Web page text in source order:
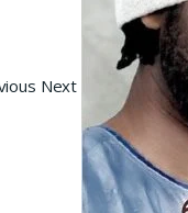
Next